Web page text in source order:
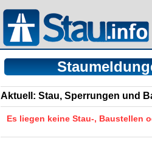
Aktuell: Stau, Sperrungen und
Es liegen keine Stau-, Baustellen